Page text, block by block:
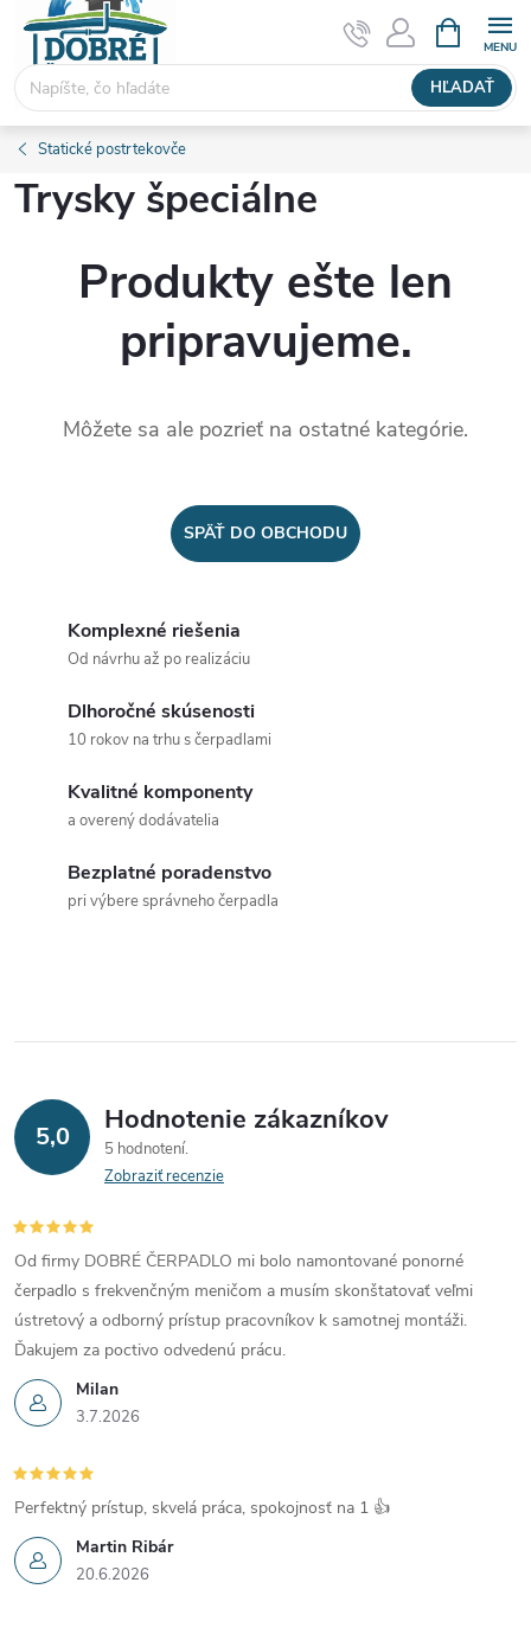
Prejsť
obsah
HĽADAŤ
KOŠÍK
Statické postrtekovče
Trysky špeciálne
Produkty ešte len
pripravujeme.
Môžete sa ale pozrieť na ostatné kategórie.
SPÄŤ DO OBCHODU
Komplexné riešenia
Od návrhu až po realizáciu
Dlhoročné skúsenosti
10 rokov na trhu s čerpadlami
Kvalitné komponenty
a overený dodávatelia
Bezplatné poradenstvo
pri výbere správneho čerpadla
5,0 Hodnotenie zákazníkov
5 hodnotení
Zobraziť recenzie
Milan
3.7.2026
Od firmy DOBRÉ ČERPADLO mi bolo namontované ponorné
čerpadlo s frekvenčným meničom a musím skonštatovať veľmi
ústretový a odborný prístup pracovníkov k samotnej montáži.
Ďakujem za poctivo odvedenú prácu.
Martin Ribár
20.6.2026
Perfektný prístup, skvelá práca, spokojnosť na 1 👍